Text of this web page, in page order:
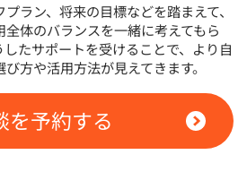
ラン、将来の目標などを踏まえて、
体のバランスを一緒に考えてもら
たサポートを受けることで、より自
方や活用方法が見えてきます。
を予約する